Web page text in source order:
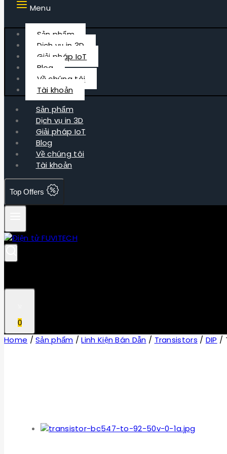
Menu
Sản phẩm
Dịch vụ in 3D
Giải pháp IoT
Blog
Về chúng tôi
Tài khoản
Sản phẩm
Dịch vụ in 3D
Giải pháp IoT
Blog
Về chúng tôi
Tài khoản
Top Offers
0
Home / Sản phẩm / Linh Kiện Bán Dẫn / Transistors / DIP /